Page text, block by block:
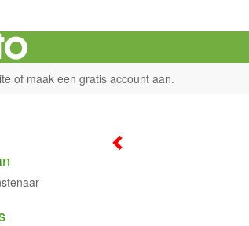
of maak een gratis account aan.